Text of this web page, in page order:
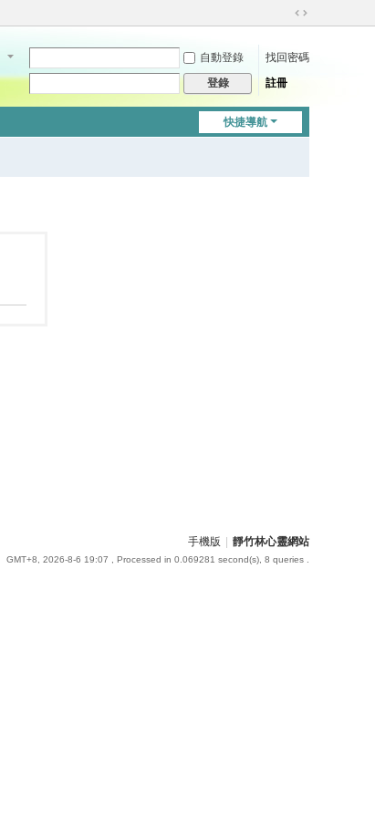
切
到
自動登錄
找回密碼
登錄 註冊
快捷導航
手機版 靜竹林心靈網站
GMT+8, 2026-8-6 19:07 , Processed in 0.069281 second(s), 8 queries .